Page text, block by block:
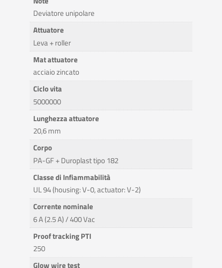
Deviatore unipolare
Attuatore
Leva + roller
Mat attuatore
acciaio zincato
Ciclo vita
5000000
Lunghezza attuatore
20,6 mm
Corpo
PA-GF + Duroplast tipo 182
Classe di Infiammabilità
UL 94 (housing: V-0, actuator: V-2)
Corrente nominale
6 A (2.5 A) / 400 Vac
Proof tracking PTI
250
Glow wire test